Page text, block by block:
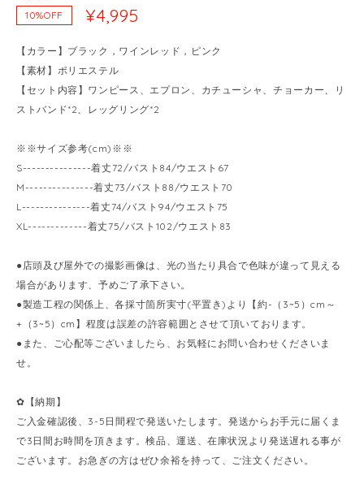
10%OFF
¥4,995
【カラー】ブラック，ワインレッド，ピンク
【素材】ポリエステル
【セット内容】ワンピース、エプロン、カチューシャ、チョーカー、リ
ストバンド*2、レッグリング*2
※※サイズ参考(cm)※※
S---------------着丈72/バスト84/ウエスト67
M---------------着丈73/バスト88/ウエスト70
L---------------着丈74/バスト94/ウエスト75
XL-------------着丈75/バスト102/ウエスト83
●店頭及び屋外での撮影画像は、光の当たり具合で色味が違って見える
場合があります、予めご了承下さい。
●製造工程の関係上、各採寸箇所実寸(平置き)より【約-（3~5）cm～
+（3~5）cm】程度は誤差の許容範囲とさせて頂いております。
●また、ご心配等ございましたら、お気軽にお問い合わせくださいま
せ。
✿【納期】
ご入金確認後、3-5日間程で発送いたします。発送からお手元に届くま
で3日間お時間を頂きます。検品、運送、在庫状況より発送遅れる事が
ございます。お急ぎの方はぜひ余裕を持って、ご注文ください。